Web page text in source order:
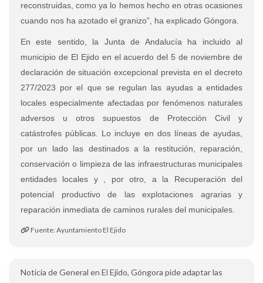
reconstruidas, como ya lo hemos hecho en otras ocasiones
cuando nos ha azotado el granizo”, ha explicado Góngora.
En este sentido, la Junta de Andalucía ha incluido al
municipio de El Ejido en el acuerdo del 5 de noviembre de
declaración de situación excepcional prevista en el decreto
277/2023 por el que se regulan las ayudas a entidades
locales especialmente afectadas por fenómenos naturales
adversos u otros supuestos de Protección Civil y
catástrofes públicas. Lo incluye en dos líneas de ayudas,
por un lado las destinados a la restitución, reparación,
conservación o limpieza de las infraestructuras municipales
entidades locales y , por otro, a la Recuperación del
potencial productivo de las explotaciones agrarias y
reparación inmediata de caminos rurales del municipales.
Fuente: Ayuntamiento El Ejido
Noticia de General en El Ejido, Góngora pide adaptar las